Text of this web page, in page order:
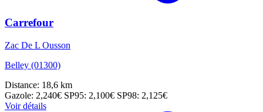
Carrefour
Zac De L Ousson
Belley (01300)
Distance: 18,6 km
Gazole: 2,240€ SP95: 2,100€ SP98: 2,125€
Voir détails